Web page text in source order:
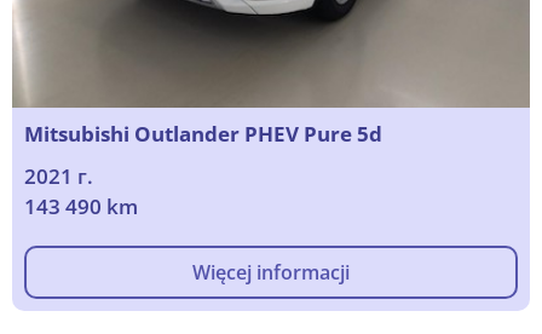
Mitsubishi Outlander PHEV Pure 5d
2021 г.
143 490 km
Więcej informacji